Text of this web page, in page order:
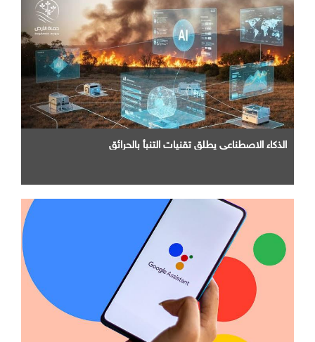
الذكاء الاصطناعي يطلق تقنيات التنبأ بالحرائق